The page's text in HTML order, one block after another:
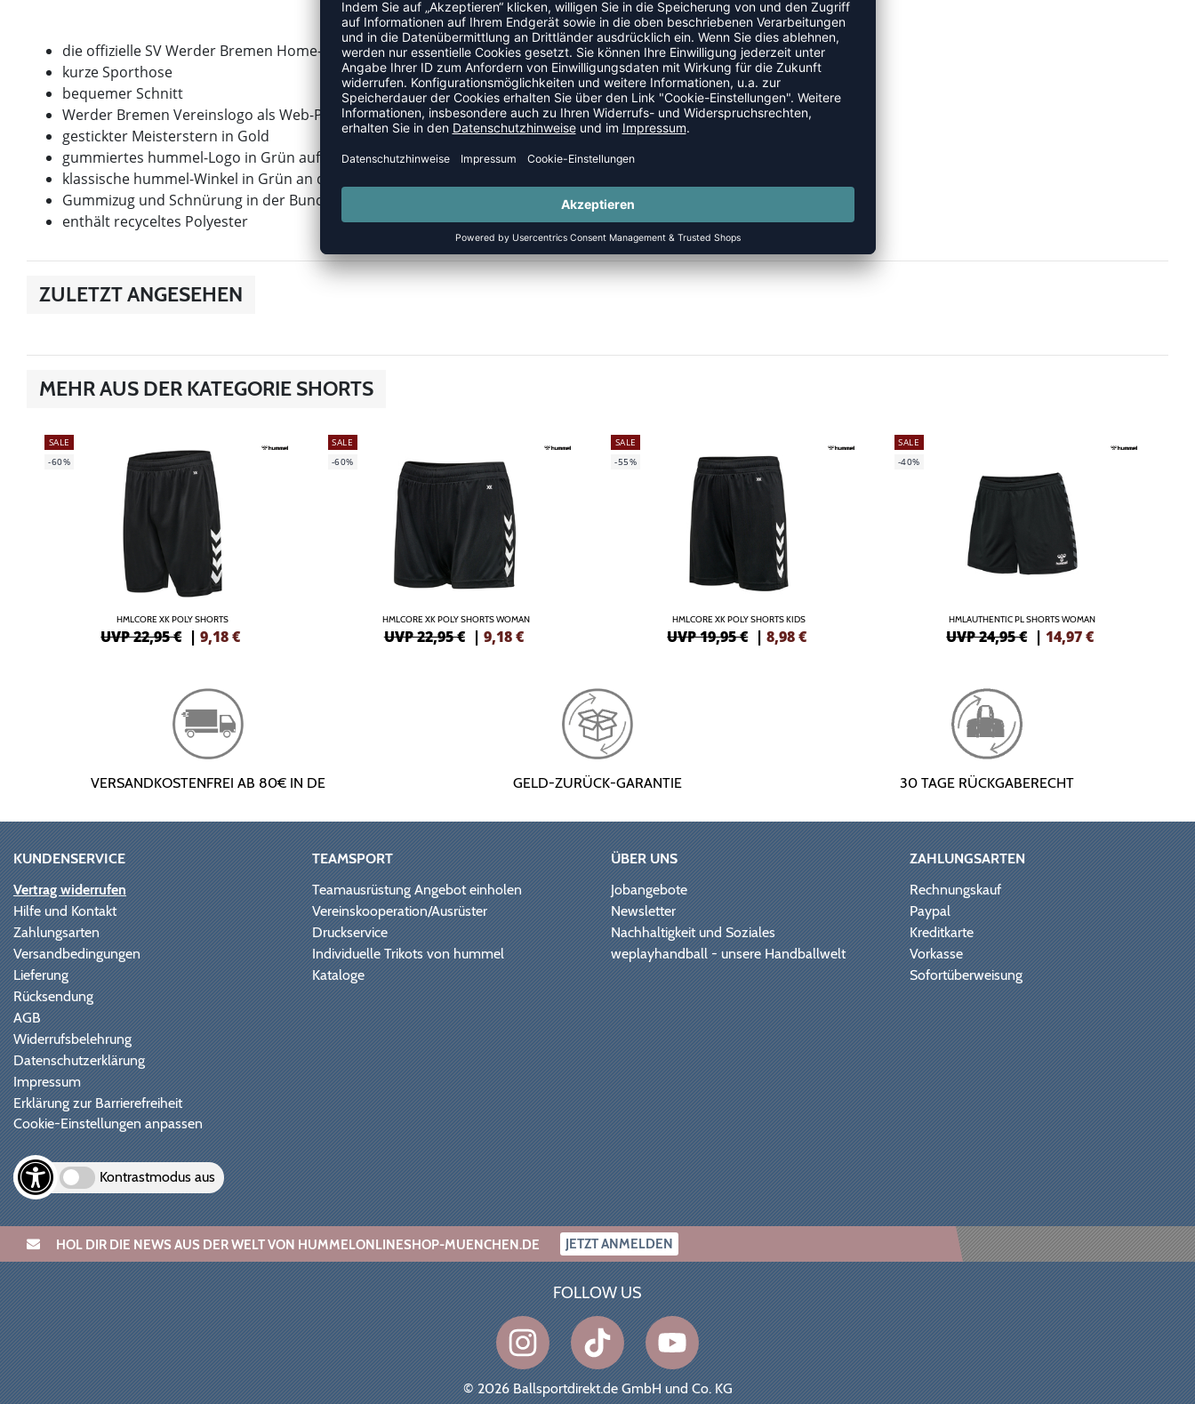
die offizielle SV Werder Bremen Home-Sporthose 2023/24
kurze Sporthose
bequemer Schnitt
Werder Bremen Vereinslogo als Web-Patch auf dem rechten Hosenbein
gestickter Meisterstern in Gold
gummiertes hummel-Logo in Grün auf der rechten Hosenbeinrückseite
klassische hummel-Winkel in Grün an den Hosenbeinaußenseiten
Gummizug und Schnürung in der Bundinnenseite
enthält recyceltes Polyester
ZULETZT ANGESEHEN
MEHR AUS DER KATEGORIE SHORTS
SALE
-60%
HMLCORE XK POLY SHORTS
UVP 22,95 € |9,18€
SALE
-60%
HMLCORE XK POLY SHORTS WOMAN
UVP 22,95 € | 9,18€
SALE
-55%
HMLCORE XK POLY SHORTS KIDS
UVP 19,95 € |8,98€
SALE
-40%
HMLAUTHENTIC PL SHORTS WOMAN
UVP 24,95 € |14,97€
VERSANDKOSTENFREI AB 80€ IN DE GELD-ZURÜCK-GARANTIE 30 TAGE RÜCKGABERECHT
KUNDENSERVICE
Vertrag widerrufen
Hilfe und Kontakt
Zahlungsarten
Versandbedingungen
Lieferung
Rücksendung
AGB
Widerrufsbelehrung
Datenschutzerklärung
Impressum
Erklärung zur Barrierefreiheit
Cookie-Einstellungen anpassen
Kontrastmodus aus
TEAMSPORT
Teamausrüstung Angebot einholen
Vereinskooperation/Ausrüster
Druckservice
Individuelle Trikots von hummel
Kataloge
ÜBER UNS
Jobangebote
Newsletter
Nachhaltigkeit und Soziales
weplayhandball - unsere Handballwelt
ZAHLUNGSARTEN
Rechnungskauf
Paypal
Kreditkarte
Vorkasse
Sofortüberweisung
HOL DIR DIE NEWS AUS DER WELT VON HUMMELONLINESHOP-MUENCHEN.DE JETZT ANMELDEN
FOLLOW US
© 2026 Ballsportdirekt.de GmbH und Co. KG